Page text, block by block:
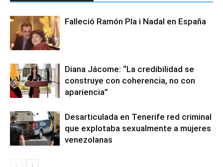
Falleció Ramón Pla i Nadal en España
Diana Jácome: “La credibilidad se
construye con coherencia, no con
apariencia”
Desarticulada en Tenerife red criminal
que explotaba sexualmente a mujeres
venezolanas